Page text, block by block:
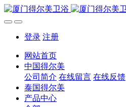
登录 注册
网站首页
中国得尔美
公司简介 在线留言 在线反馈
泰国得尔美
产品中心